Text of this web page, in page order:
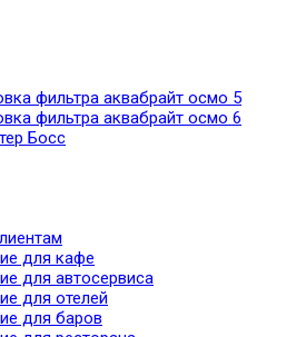
фильтра аквабрайт осмо 5
фильтра аквабрайт осмо 6
Босс
для кафе
для автосервиса
для отелей
для баров